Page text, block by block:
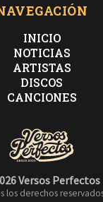
voy al fémur
te compre
club y apenas te
de traicionarse
INICIO
NOTICIAS
ARTISTAS
DISCOS
CANCIONES
Versos Perfectos
los derechos